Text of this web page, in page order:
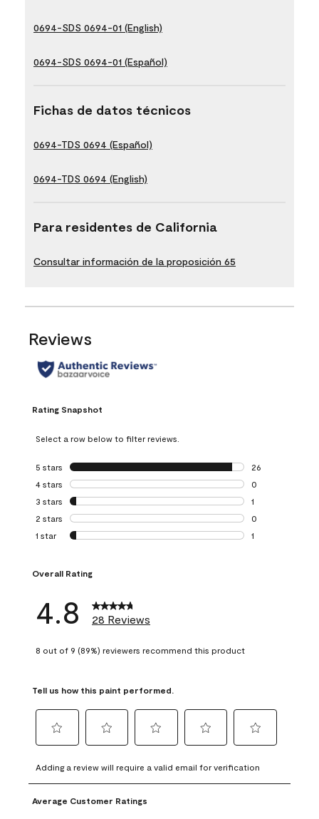
0694-SDS 0694-01 (English)
0694-SDS 0694-01 (Español)
Fichas de datos técnicos
0694-TDS 0694 (Español)
0694-TDS 0694 (English)
Para residentes de California
Consultar información de la proposición 65
Reviews
Rating Snapshot
Select a row below to filter reviews.
5 stars stars
26
26 reviews with
4 stars stars
0
0 reviews with 4
3 stars stars
1
1 review with 3
2 stars stars
0
0 reviews with 2
1 star stars
1
Overall Rating
4.8 28 Reviews
8 out of 9 (89%) reviewers recommend this product
Tell us how this paint performed.
to
rate
the
item
to
rate
the
to
rate
item
to
rate
to
rate
Adding a review will require a valid email for verification
Average Customer Ratings